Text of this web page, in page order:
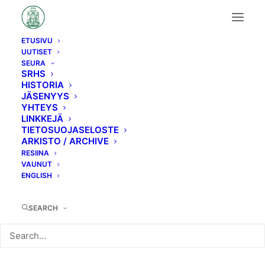
ETUSIVU
UUTISET
SEURA
SRHS
HISTORIA
JÄSENYYS
YHTEYS
LINKKEJÄ
TIETOSUOJASELOSTE
ARKISTO / ARCHIVE
RESIINA
VAUNUT
ENGLISH
SEARCH
Month: lokakuu 2024